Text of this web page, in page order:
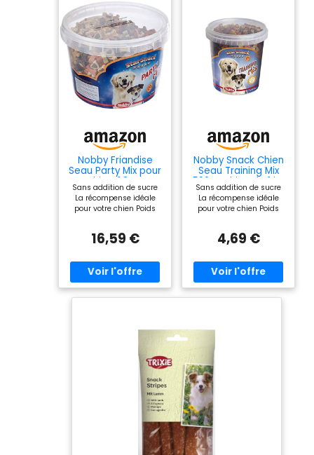
Nobby Friandise
Seau Party Mix pour
chien, 1,8 Kg
Sans addition de sucre
La récompense idéale
pour votre chien Poids
16,59 €
Nobby Snack Chien
Seau Training Mix
500 G Chien de 1 kg
Sans addition de sucre
La récompense idéale
pour votre chien Poids
4,69 €